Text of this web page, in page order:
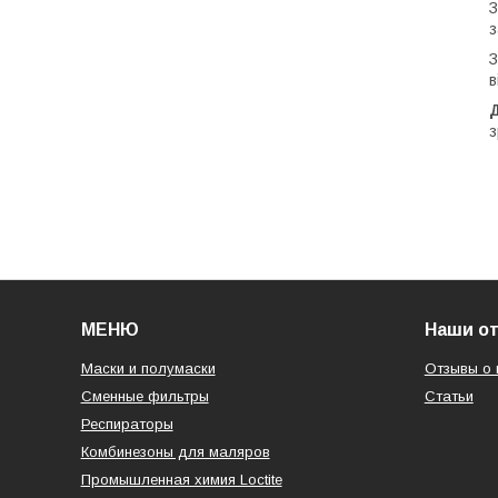
МЕНЮ
Маски и полумаски
Сменные фильтры
Респираторы
Комбинезоны для маляров
Промышленная химия Loctite
Наши
Отзывы о
Статьи